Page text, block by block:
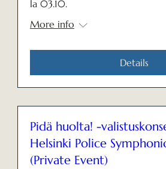
la 03.10.
More info
Details
Pidä huolta! -
Helsinki Police
(Private Event)